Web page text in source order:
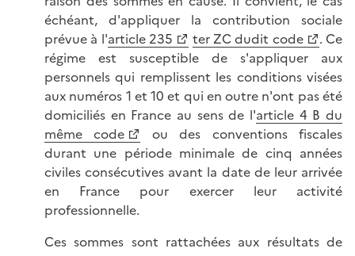
échéant, d'appliquer la contribution sociale
prévue à l'article 235 ter ZC dudit code
. Ce
régime est susceptible de s'appliquer aux
personnels qui remplissent les conditions visées
aux numéros 1 et 10 et qui en outre n'ont pas été
domiciliés en France au sens de l'article 4 B du
même code
ou des conventions fiscales
durant une période minimale de cinq années
civiles consécutives avant la date de leur arrivée
en France pour exercer leur activité
professionnelle.
Ces sommes sont rattachées aux résultats de